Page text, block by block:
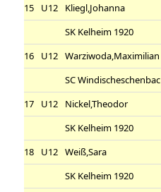
15
U12 Kliegl,Johanna
SK Kelheim 1920
16
U12 Warziwoda,Maximilian
SC Windischeschenbac
17
U12 Nickel,Theodor
SK Kelheim 1920
18
U12 Weiß,Sara
SK Kelheim 1920